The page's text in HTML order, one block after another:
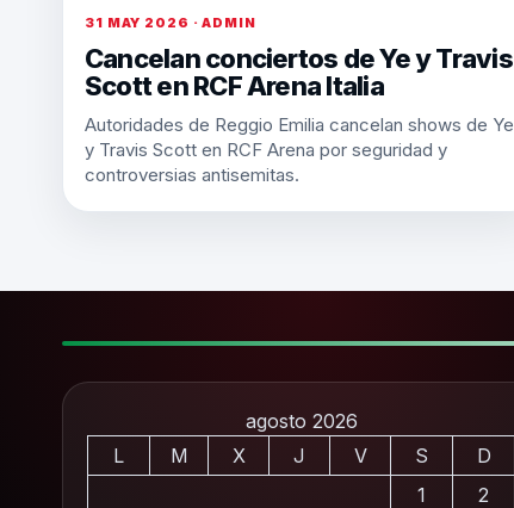
31 MAY 2026 · ADMIN
Cancelan conciertos de Ye y Travis
Scott en RCF Arena Italia
Autoridades de Reggio Emilia cancelan shows de Ye
y Travis Scott en RCF Arena por seguridad y
controversias antisemitas.
agosto 2026
L
M X J V S
D
1
2